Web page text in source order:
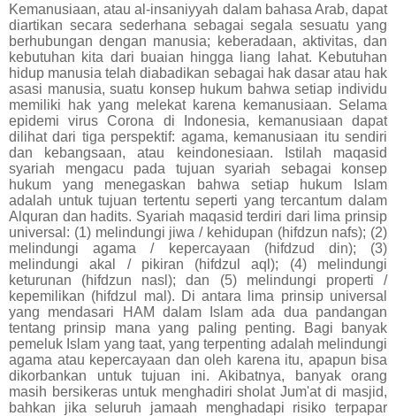
Kemanusiaan, atau al-insaniyyah dalam bahasa Arab, dapat
diartikan secara sederhana sebagai segala sesuatu yang
berhubungan dengan manusia; keberadaan, aktivitas, dan
kebutuhan kita dari buaian hingga liang lahat. Kebutuhan
hidup manusia telah diabadikan sebagai hak dasar atau hak
asasi manusia, suatu konsep hukum bahwa setiap individu
memiliki hak yang melekat karena kemanusiaan. Selama
epidemi virus Corona di Indonesia, kemanusiaan dapat
dilihat dari tiga perspektif: agama, kemanusiaan itu sendiri
dan kebangsaan, atau keindonesiaan. Istilah maqasid
syariah mengacu pada tujuan syariah sebagai konsep
hukum yang menegaskan bahwa setiap hukum Islam
adalah untuk tujuan tertentu seperti yang tercantum dalam
Alquran dan hadits. Syariah maqasid terdiri dari lima prinsip
universal: (1) melindungi jiwa / kehidupan (hifdzun nafs); (2)
melindungi agama / kepercayaan (hifdzud din); (3)
melindungi akal / pikiran (hifdzul aql); (4) melindungi
keturunan (hifdzun nasl); dan (5) melindungi properti /
kepemilikan (hifdzul mal). Di antara lima prinsip universal
yang mendasari HAM dalam Islam ada dua pandangan
tentang prinsip mana yang paling penting. Bagi banyak
pemeluk Islam yang taat, yang terpenting adalah melindungi
agama atau kepercayaan dan oleh karena itu, apapun bisa
dikorbankan untuk tujuan ini. Akibatnya, banyak orang
masih bersikeras untuk menghadiri sholat Jum'at di masjid,
bahkan jika seluruh jamaah menghadapi risiko terpapar